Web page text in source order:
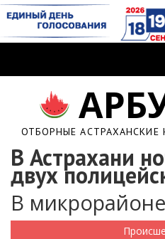
ОТБОРНЫЕ АСТРАХАНСКИЕ
В Астрахани
двух
В